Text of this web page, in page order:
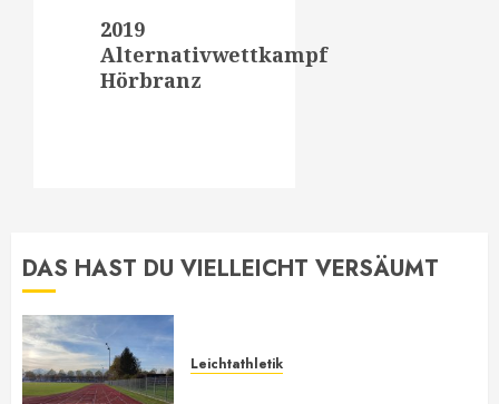
Nächster
Beitrag:
2019
Alternativwettkampf
Hörbranz
DAS HAST DU VIELLEICHT VERSÄUMT
Leichtathletik